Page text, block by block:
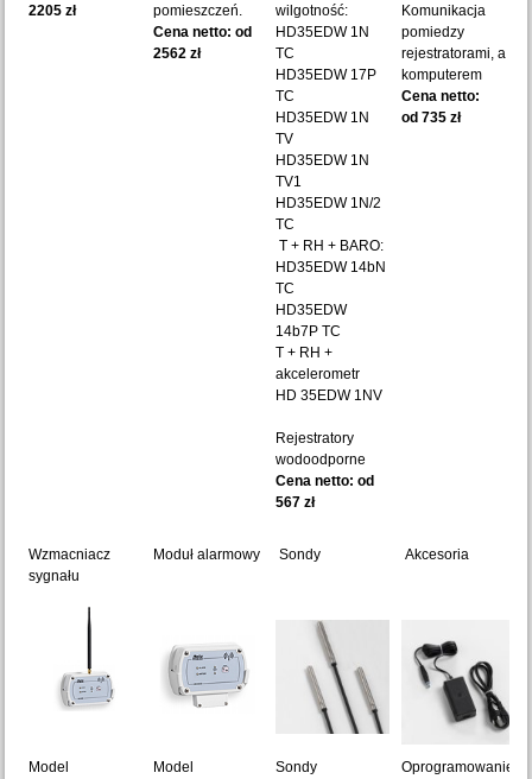
2205 zł
pomieszczeń.
Cena netto: od
2562 zł
wilgotność:
HD35EDW 1N
TC
HD35EDW 17P
TC
HD35EDW 1N
TV
HD35EDW 1N
TV1
HD35EDW 1N/2
TC
T + RH + BARO:
HD35EDW 14bN
TC
HD35EDW
14b7P TC
T + RH +
akcelerometr
HD 35EDW 1NV
Rejestratory
wodoodporne
Cena netto: od
567 zł
Komunikacja
pomiedzy
rejestratorami, a
komputerem
Cena netto:
od 735 zł
Wzmacniacz
sygnału
Moduł alarmowy Sondy Akcesoria
Model
Model
Sondy
Oprogramowanie,